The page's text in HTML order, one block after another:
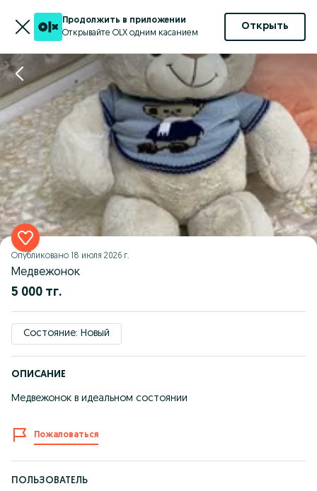
Продолжить в приложении
Открывайте OLX одним касанием
Открыть
Опубликовано 18 июля 2026 г.
Медвежонок
5 000 тг.
Состояние: Новый
ОПИСАНИЕ
Медвежонок в идеальном состоянии
Пожаловаться
ПОЛЬЗОВАТЕЛЬ